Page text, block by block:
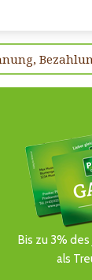
Bis zu 3%
als